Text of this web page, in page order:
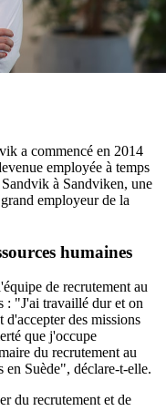
a commencé en 2014
employée à temps
à Sandviken, une
employeur de la
humaines
de recrutement au
: "J'ai travaillé dur et on
des missions
que j'occupe
du recrutement au
en Suède", déclare-t-elle.
du recrutement et de